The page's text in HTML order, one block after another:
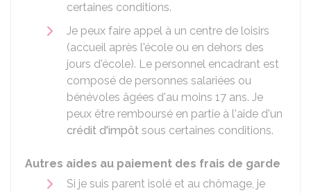
certaines conditions.
Je peux faire appel à un centre de loisirs
(accueil après l'école ou en dehors des
jours d'école). Le personnel encadrant est
composé de personnes salariées ou
bénévoles âgées d'au moins 17 ans. Je
peux être remboursé en partie à l'aide d'un
crédit d'impôt sous certaines conditions.
Autres aides au paiement des frais de garde
Si je suis parent isolé et au chômage, je